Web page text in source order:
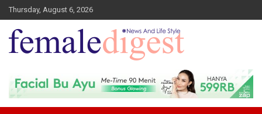
Thursday, August 6, 2026
Female Digest